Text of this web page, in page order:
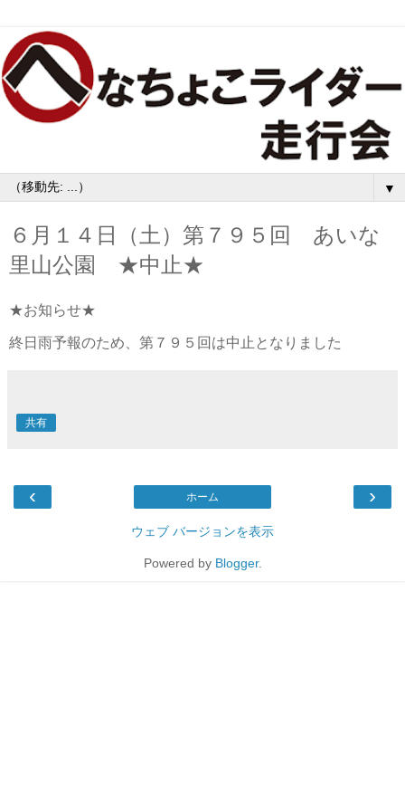
▼
６月１４日（土）第７９５回 あいな
里山公園 ★中止★
★お知らせ★
終日雨予報のため、第７９５回は中止となりました
共有
‹ ›
ホーム
ウェブ バージョンを表示
Powered by Blogger.